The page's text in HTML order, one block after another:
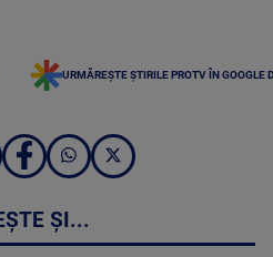
URMĂREȘTE ȘTIRILE PROTV ÎN GOOGLE
ȘI...